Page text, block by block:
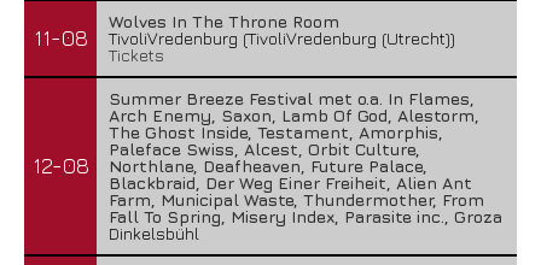
11-08
Wolves In The Throne Room
TivoliVredenburg (TivoliVredenburg (Utrecht))
Tickets
12-08
Summer Breeze Festival met o.a. In Flames,
Arch Enemy, Saxon, Lamb Of God, Alestorm,
The Ghost Inside, Testament, Amorphis,
Paleface Swiss, Alcest, Orbit Culture,
Northlane, Deafheaven, Future Palace,
Blackbraid, Der Weg Einer Freiheit, Alien Ant
Farm, Municipal Waste, Thundermother, From
Fall To Spring, Misery Index, Parasite inc., Groza
Dinkelsbühl